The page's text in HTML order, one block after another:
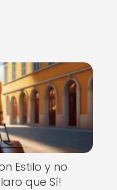
Estilo y no
que Sí!